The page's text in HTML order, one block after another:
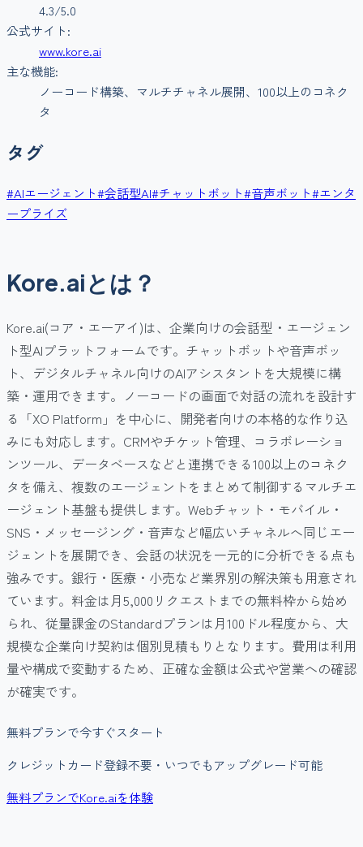
4.3/5.0
公式サイト:
www.kore.ai
主な機能:
ノーコード構築、マルチチャネル展開、100以上のコネク
タ
タグ
#AIエージェント#会話型AI#チャットボット#音声ボット#エンタ
ープライズ
Kore.aiとは？
Kore.ai(コア・エーアイ)は、企業向けの会話型・エージェン
ト型AIプラットフォームです。チャットボットや音声ボッ
ト、デジタルチャネル向けのAIアシスタントを大規模に構
築・運用できます。ノーコードの画面で対話の流れを設計す
る「XO Platform」を中心に、開発者向けの本格的な作り込
みにも対応します。CRMやチケット管理、コラボレーショ
ンツール、データベースなどと連携できる100以上のコネク
タを備え、複数のエージェントをまとめて制御するマルチエ
ージェント基盤も提供します。Webチャット・モバイル・
SNS・メッセージング・音声など幅広いチャネルへ同じエー
ジェントを展開でき、会話の状況を一元的に分析できる点も
強みです。銀行・医療・小売など業界別の解決策も用意され
ています。料金は月5,000リクエストまでの無料枠から始め
られ、従量課金のStandardプランは月100ドル程度から、大
規模な企業向け契約は個別見積もりとなります。費用は利用
量や構成で変動するため、正確な金額は公式や営業への確認
が確実です。
無料プランで今すぐスタート
クレジットカード登録不要・いつでもアップグレード可能
無料プランでKore.aiを体験